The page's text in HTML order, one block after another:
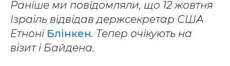
Раніше ми повідомляли, що 12 жовтня
Ізраїль відвідав держсекретар США
Етноні Блінкен. Тепер очікують на
візит і Байдена.